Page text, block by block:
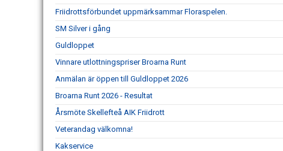
Friidrottsförbundet uppmärksammar Floraspelen.
SM Silver i gång
Guldloppet
Vinnare utlottningspriser Broarna Runt
Anmälan är öppen till Guldloppet 2026
Broarna Runt 2026 - Resultat
Årsmöte Skellefteå AIK Friidrott
Veterandag välkomna!
Kakservice